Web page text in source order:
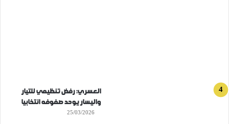
العسري: رفض تنظيمي للتيار
واليسار يوحد صفوفه انتخابيا
25/03/2026